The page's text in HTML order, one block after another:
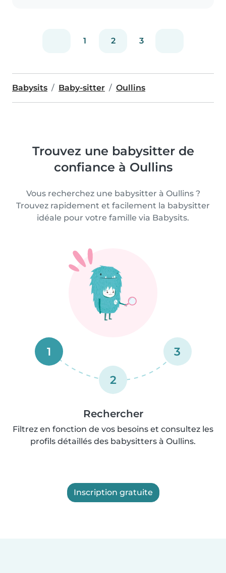
1 2 3
Babysits Baby-sitter Oullins
Trouvez une babysitter de
confiance à Oullins
Vous recherchez une babysitter à Oullins ?
Trouvez rapidement et facilement la babysitter
idéale pour votre famille via Babysits.
1
2
3
Rechercher
Filtrez en fonction de vos besoins et consultez les
profils détaillés des babysitters à Oullins.
Inscription gratuite